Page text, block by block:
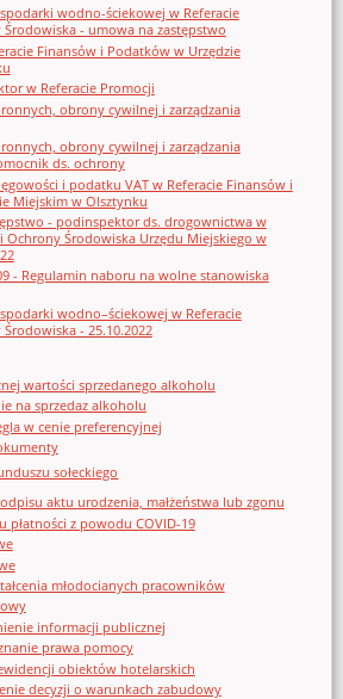
wodno-ściekowej w Referacie
- umowa na zastępstwo
Finansów i Podatków w Urzędzie
w Referacie Promocji
obrony cywilnej i zarządzania
obrony cywilnej i zarządzania
ds. ochrony
i podatku VAT w Referacie Finansów i
Miejskim w Olsztynku
- podinspektor ds. drogownictwa w
Ochrony Środowiska Urzędu Miejskiego w
- Regulamin naboru na wolne stanowiska
wodno–ściekowej w Referacie
- 25.10.2022
wartości sprzedanego alkoholu
na sprzedaz alkoholu
w cenie preferencyjnej
sołeckiego
aktu urodzenia, małżeństwa lub zgonu
płatności z powodu COVID-19
młodocianych pracowników
informacji publicznej
prawa pomocy
obiektów hotelarskich
decyzji o warunkach zabudowy